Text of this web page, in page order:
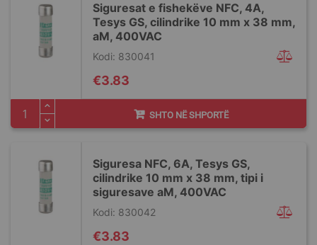
Siguresat e fishekëve NFC, 4A,
Tesys GS, cilindrike 10 mm x 38 mm,
aM, 400VAC
Kodi: 830041
€3.83
SHTO NË SHPORTË
Siguresa NFC, 6A, Tesys GS,
cilindrike 10 mm x 38 mm, tipi i
siguresave aM, 400VAC
Kodi: 830042
€3.83